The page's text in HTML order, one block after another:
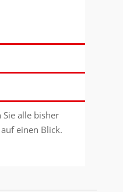
Sie alle bisher
einen Blick.